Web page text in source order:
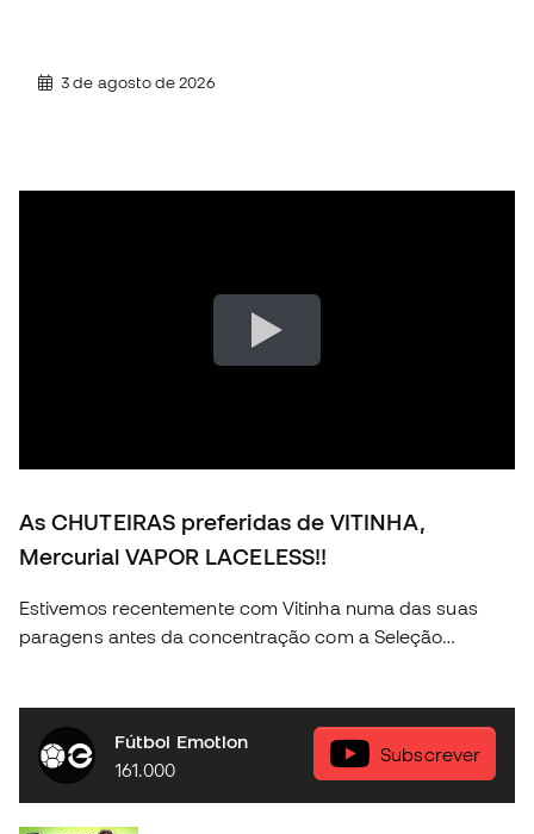
3 de agosto de 2026
As CHUTEIRAS preferidas de VITINHA,
Mercurial VAPOR LACELESS!!
Estivemos recentemente com Vitinha numa das suas
paragens antes da concentração com a Seleção
seleção. Descobre a nova coleção Nike Football na tua
loja Fútbol Emotion mas perto de ti, ou então na nossa
loja online em 🛒 https://www.futbolemotion.com/pt
#nikefootball #nikemercurial #vitinha
Fútbol Emotion
161.000
Subscrever